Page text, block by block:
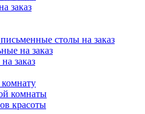
заказ
столы на заказ
на заказ
заказ
комнаты
красоты